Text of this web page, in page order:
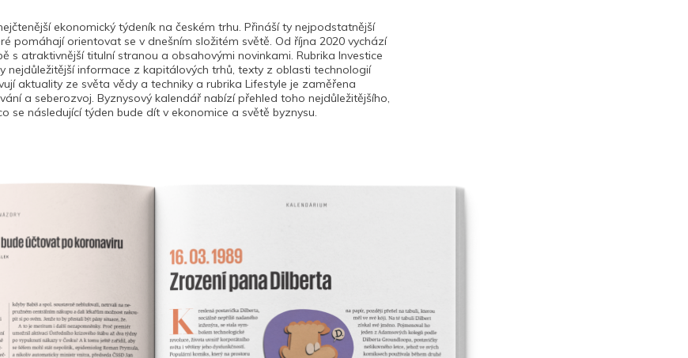
ekonomický týdeník na českém trhu. Přináší ty nejpodstatnější
pomáhají orientovat se v dnešním složitém světě. Od října 2020 vychází
s atraktivnější titulní stranou a obsahovými novinkami. Rubrika Investice
nejdůležitější informace z kapitálových trhů, texty z oblasti technologií
aktuality ze světa vědy a techniky a rubrika Lifestyle je zaměřena
a seberozvoj. Byznysový kalendář nabízí přehled toho nejdůležitějšího,
se následující týden bude dít v ekonomice a světě byznysu.